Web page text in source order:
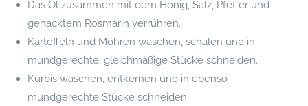
Das Öl zusammen mit dem Honig, Salz, Pfeffer und
gehacktem Rosmarin verrühren.
Kartoffeln und Möhren waschen, schälen und in
mundgerechte, gleichmäßige Stücke schneiden.
Kürbis waschen, entkernen und in ebenso
mundgerechte Stücke schneiden.